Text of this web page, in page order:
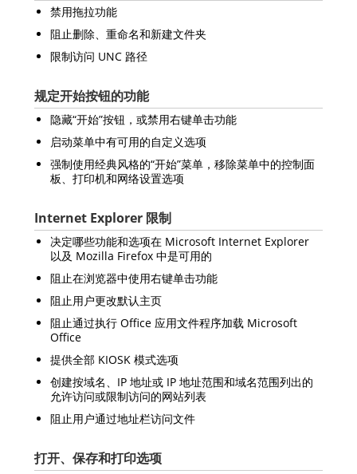
禁用拖拉功能
阻止删除、重命名和新建文件夹
限制访问 UNC 路径
规定开始按钮的功能
隐藏“开始”按钮，或禁用右键单击功能
启动菜单中有可用的自定义选项
强制使用经典风格的“开始”菜单，移除菜单中的控制面
板、打印机和网络设置选项
Internet Explorer 限制
决定哪些功能和选项在 Microsoft Internet Explorer
以及 Mozilla Firefox 中是可用的
阻止在浏览器中使用右键单击功能
阻止用户更改默认主页
阻止通过执行 Office 应用文件程序加载 Microsoft
Office
提供全部 KIOSK 模式选项
创建按域名、IP 地址或 IP 地址范围和域名范围列出的
允许访问或限制访问的网站列表
阻止用户通过地址栏访问文件
打开、保存和打印选项